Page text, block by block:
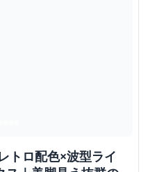
トロ配色×波型ライ